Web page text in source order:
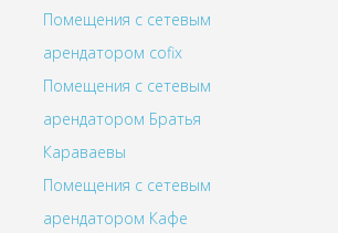
Помещения с сетевым
арендатором cofix
Помещения с сетевым
арендатором Братья
Караваевы
Помещения с сетевым
арендатором Кафе